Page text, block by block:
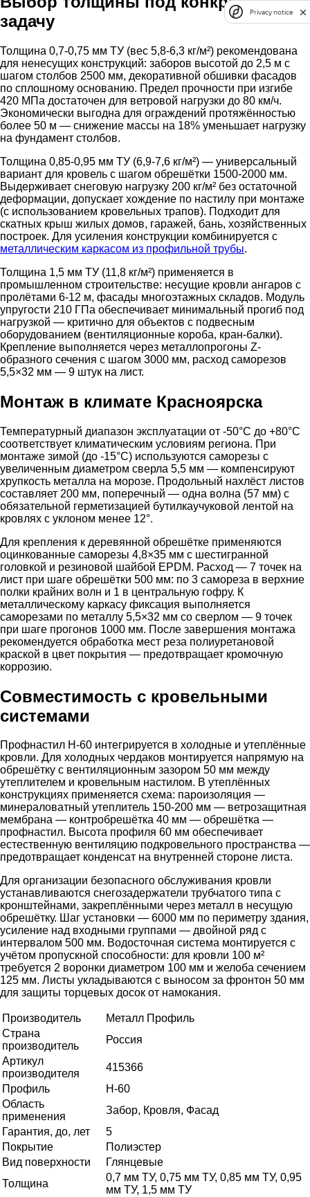
задачу
Толщина 0,7-0,75 мм ТУ (вес 5,8-6,3 кг/м²) рекомендована
для ненесущих конструкций: заборов высотой до 2,5 м с
шагом столбов 2500 мм, декоративной обшивки фасадов
по сплошному основанию. Предел прочности при изгибе
420 МПа достаточен для ветровой нагрузки до 80 км/ч.
Экономически выгодна для ограждений протяжённостью
более 50 м — снижение массы на 18% уменьшает нагрузку
на фундамент столбов.
Толщина 0,85-0,95 мм ТУ (6,9-7,6 кг/м²) — универсальный
вариант для кровель с шагом обрешётки 1500-2000 мм.
Выдерживает снеговую нагрузку 200 кг/м² без остаточной
деформации, допускает хождение по настилу при монтаже
(с использованием кровельных трапов). Подходит для
скатных крыш жилых домов, гаражей, бань, хозяйственных
построек. Для усиления конструкции комбинируется с
металлическим каркасом из профильной трубы.
Толщина 1,5 мм ТУ (11,8 кг/м²) применяется в
промышленном строительстве: несущие кровли ангаров с
пролётами 6-12 м, фасады многоэтажных складов. Модуль
упругости 210 ГПа обеспечивает минимальный прогиб под
нагрузкой — критично для объектов с подвесным
оборудованием (вентиляционные короба, кран-балки).
Крепление выполняется через металлопрогоны Z-
образного сечения с шагом 3000 мм, расход саморезов
5,5×32 мм — 9 штук на лист.
Монтаж в климате Красноярска
Температурный диапазон эксплуатации от -50°C до +80°C
соответствует климатическим условиям региона. При
монтаже зимой (до -15°C) используются саморезы с
увеличенным диаметром сверла 5,5 мм — компенсируют
хрупкость металла на морозе. Продольный нахлёст листов
составляет 200 мм, поперечный — одна волна (57 мм) с
обязательной герметизацией бутилкаучуковой лентой на
кровлях с уклоном менее 12°.
Для крепления к деревянной обрешётке применяются
оцинкованные саморезы 4,8×35 мм с шестигранной
головкой и резиновой шайбой EPDM. Расход — 7 точек на
лист при шаге обрешётки 500 мм: по 3 самореза в верхние
полки крайних волн и 1 в центральную гофру. К
металлическому каркасу фиксация выполняется
саморезами по металлу 5,5×32 мм со сверлом — 9 точек
при шаге прогонов 1000 мм. После завершения монтажа
рекомендуется обработка мест реза полиуретановой
краской в цвет покрытия — предотвращает кромочную
коррозию.
Совместимость с кровельными
системами
Профнастил Н-60 интегрируется в холодные и утеплённые
кровли. Для холодных чердаков монтируется напрямую на
обрешётку с вентиляционным зазором 50 мм между
утеплителем и кровельным настилом. В утеплённых
конструкциях применяется схема: пароизоляция —
минераловатный утеплитель 150-200 мм — ветрозащитная
мембрана — контробрешётка 40 мм — обрешётка —
профнастил. Высота профиля 60 мм обеспечивает
естественную вентиляцию подкровельного пространства —
предотвращает конденсат на внутренней стороне листа.
Для организации безопасного обслуживания кровли
устанавливаются снегозадержатели трубчатого типа с
кронштейнами, закреплёнными через металл в несущую
обрешётку. Шаг установки — 6000 мм по периметру здания,
усиление над входными группами — двойной ряд с
интервалом 500 мм. Водосточная система монтируется с
учётом пропускной способности: для кровли 100 м²
требуется 2 воронки диаметром 100 мм и желоба сечением
125 мм. Листы укладываются с выносом за фронтон 50 мм
для защиты торцевых досок от намокания.
Производитель
Металл Профиль
Страна
производитель
Россия
Артикул
производителя
415366
Профиль
Н-60
Область
применения
Забор, Кровля, Фасад
Гарантия, до, лет
5
Покрытие
Полиэстер
Вид поверхности
Глянцевые
Толщина
0,7 мм ТУ, 0,75 мм ТУ, 0,85 мм ТУ, 0,95
мм ТУ, 1,5 мм ТУ
Privacy notice